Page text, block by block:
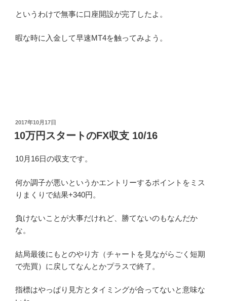
というわけで無事に口座開設が完了したよ。
暇な時に入金して早速MT4を触ってみよう。
投
稿
日:
2017年10月17日
10万円スタートのFX収支 10/16
10月16日の収支です。
何か調子が悪いというかエントリーするポイントをミス
りまくりで結果+340円。
負けないことが大事だけれど、勝てないのもなんだか
な。
結局最後にもとのやり方（チャートを見ながらごく短期
で売買）に戻してなんとかプラスで終了。
指標はやっぱり見方とタイミングが合ってないと意味な